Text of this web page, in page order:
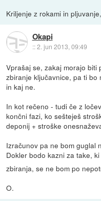
Kriljenje z rokami in
Okapi
::2. jun 2013, 09:49
Vprašaj se, zakaj morajo biti
zbiranje ključavnice, pa ti
in kaj ne.
In kot rečeno - tudi če z
končni fazi, ko sešteješ
deponij + stroške
Izračunov pa ne bom guglal
Dokler bodo kazni za take,
zbiranja, se ne bom po
O.